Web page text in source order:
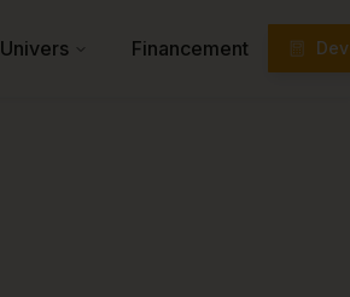
Univers Financement